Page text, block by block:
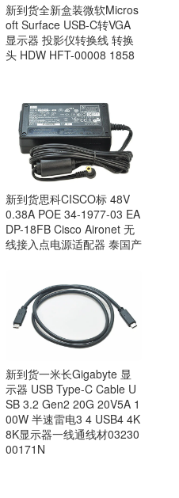
新到货全新盒装微软Micros
oft Surface USB-C转VGA
显示器 投影仪转换线 转换
头 HDW HFT-00008 1858
新到货思科CISCO标 48V
0.38A POE 34-1977-03 EA
DP-18FB Cisco Aironet 无
线接入点电源适配器 泰国产
新到货一米长Gigabyte 显
示器 USB Type-C Cable U
SB 3.2 Gen2 20G 20V5A 1
00W 半速雷电3 4 USB4 4K
8K显示器一线通线材03230
00171N